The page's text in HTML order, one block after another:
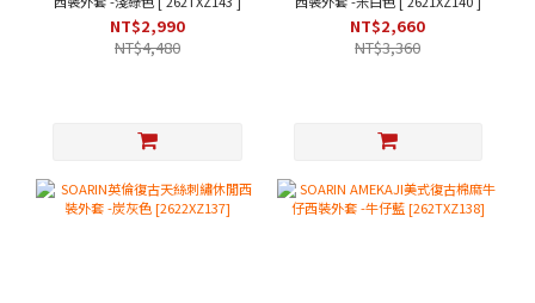
NT$2,990
NT$4,480
NT$2,660
NT$3,360